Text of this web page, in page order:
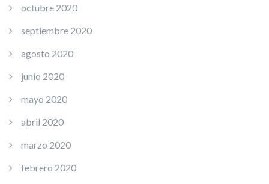
octubre 2020
septiembre 2020
agosto 2020
junio 2020
mayo 2020
abril 2020
marzo 2020
febrero 2020